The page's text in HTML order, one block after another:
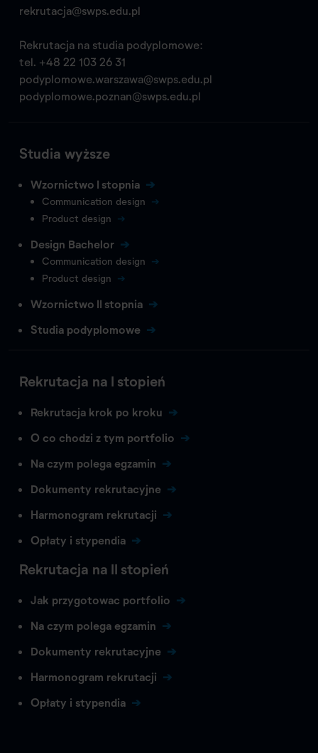
rekrutacja@swps.edu.pl
Rekrutacja na studia podyplomowe:
tel. +48 22 103 26 31
podyplomowe.warszawa@swps.edu.pl
podyplomowe.poznan@swps.edu.pl
Studia wyższe
Wzornictwo I stopnia
Communication design
Product design
Design Bachelor
Communication design
Product design
Wzornictwo II stopnia
Studia podyplomowe
Rekrutacja na I stopień
Rekrutacja krok po kroku
O co chodzi z tym portfolio
Na czym polega egzamin
Dokumenty rekrutacyjne
Harmonogram rekrutacji
Opłaty i stypendia
Rekrutacja na II stopień
Jak przygotowac portfolio
Na czym polega egzamin
Dokumenty rekrutacyjne
Harmonogram rekrutacji
Opłaty i stypendia